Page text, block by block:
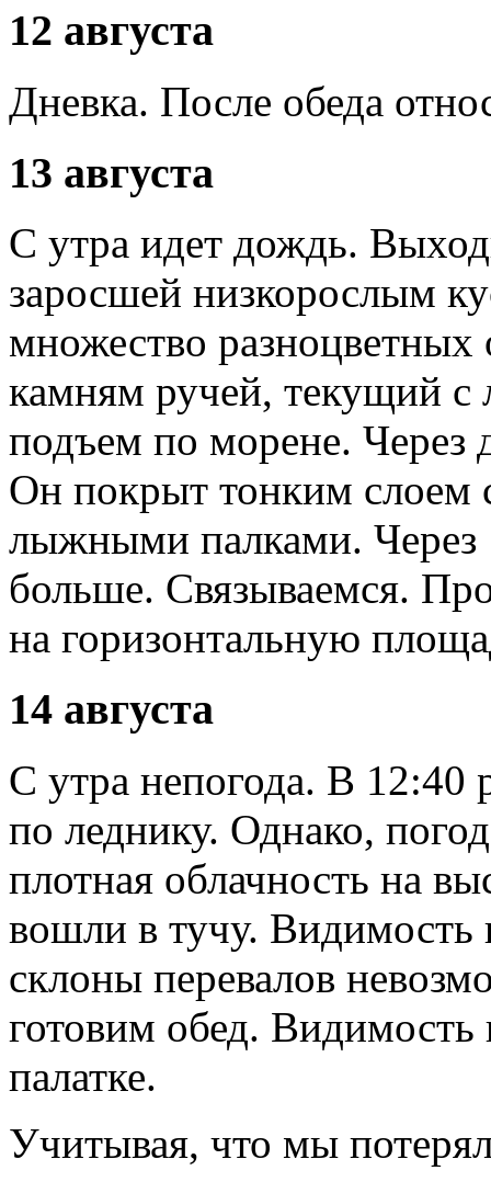
12 августа
Дневка. После обеда
13 августа
С утра идет дождь.
заросшей низкорослым
множество разноцветных
камням ручей, текущий с
подъем по морене. Через
Он покрыт тонким слоем
лыжными палками. Через
больше. Связываемся.
на горизонтальную
14 августа
С утра непогода. В 12:40
по леднику. Однако,
плотная облачность на
вошли в тучу. Видимость
склоны перевалов
готовим обед. Видимость
палатке.
Учитывая, что мы